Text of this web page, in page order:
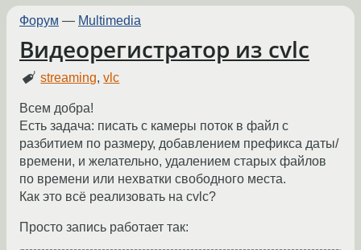
Форум — Multimedia
Видеорегистратор из cvlc
streaming,vlc
Всем добра!
Есть задача: писать с камеры поток в файл с
разбитием по размеру, добавлением префикса даты/
времени, и желательно, удалением старых файлов
по времени или нехватки свободного места.
Как это всё реализовать на cvlc?
Просто запись работает так: